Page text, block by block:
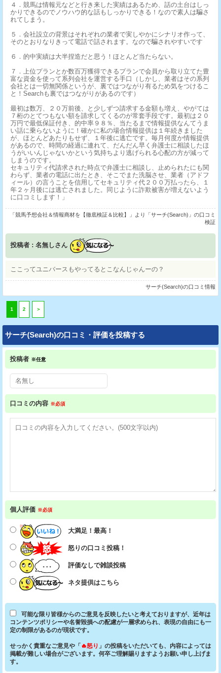
４．競馬は情報元などと行き来した実績はあるため、話の土台はしっ
かりできるのでノウハウ的な話もしっかりできる！なので素人は騙さ
れてしまう。
５．会社設立の背景はそれぞれの業者で実しやかにシナリオ作って、
そのとおりなりきって電話で話されます。なので騙されやすいです
６．的中実績は大半捏造だと思う！ほとんど当たらない。
７．上位プランとか数百万獲得できるプランで会員から取り立てた豊
富な資金を使って系列会社を運営する手口（しかし、業者はその系列
会社とは一切無関係というが、裏ではつながり有るため気をつけるこ
と！Searchも裏ではつながりがあるのです）
最初は数万、２０万前後、と少しずつ請求する金額も増え、やがては
７桁のとてつもない額を請求してくるのが常套手段です。最初は２０
万円で最低保証付き、的中率９８％、当たるまで情報提供なんてうま
い話に乗らないように！確かに私の場合情報提供は１年続きました
が、ほとんどあたりもせず、１年後に逃亡です。毎月何度か情報提供
があるので、時間の経過に連れて、だんだん早く弁護士に相談したほ
うがいいんじゃないかという気持ちより逃げられる心配の方が減って
しまうのです。
セキュリティ代請求された時点で弁護士に相談し、止められたにも関
わらず、業者の電話に出たとき、そこでまた洗脳させ、業者（アドフ
ィール）の言うことを信用してセキュリティ代２００万払ったら、１
年２ヶ月後には逃亡されました。同じように詐欺被害が増えないよう
に口コミします！」
「競馬予想会社＆情報商材を【徹底検証＆比較】」より「サーチ(Search)」の口コミ
検証
投稿者 : 名無しさん
ここってユニバースもやってるとこなんじゃんーの？
サーチ(Search)の口コミ情報
1 2 ＞
サーチ(Search)の口コミ・評価を投稿する
投稿者 ※任意
口コミの内容 ※必須
個人評価 ※必須
大満足！最高！
怒りの口コミ投稿！
評価なしで雑談投稿
ネタ提供はこちら
可能な限り皆様からのご意見を反映したいと考えておりますが、近年は
コンテンツポリシーや名誉毀損への配慮が一層求められ、表現の自由にも一
定の制限があるのが現状です。
せっかく貴重なご意見や「🔥怒り 」の投稿をいただいても、内容によっては
掲載が難しい場合がございます。何卒ご理解賜りますようお願い申し上げま
す。